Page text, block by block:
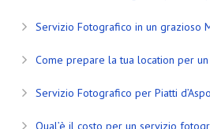
Servizio Fotografico in un grazioso
Come prepare la tua location per
Servizio Fotografico per Piatti
Qual’è il costo per un servizio